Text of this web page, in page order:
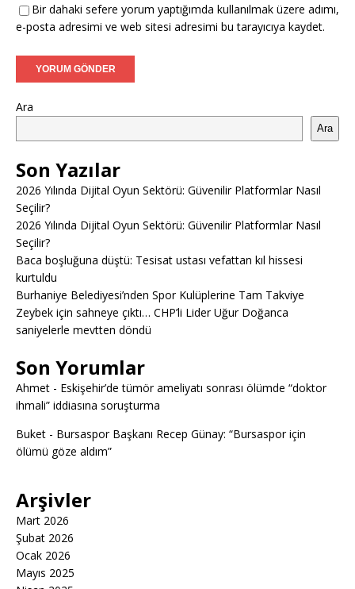
Bir dahaki sefere yorum yaptığımda kullanılmak üzere adımı,
e-posta adresimi ve web sitesi adresimi bu tarayıcıya kaydet.
Ara
Ara
Son Yazılar
2026 Yılında Dijital Oyun Sektörü: Güvenilir Platformlar Nasıl
Seçilir?
2026 Yılında Dijital Oyun Sektörü: Güvenilir Platformlar Nasıl
Seçilir?
Baca boşluğuna düştü: Tesisat ustası vefattan kıl hissesi
kurtuldu
Burhaniye Belediyesi’nden Spor Kulüplerine Tam Takviye
Zeybek için sahneye çıktı… CHP’li Lider Uğur Doğanca
saniyelerle mevtten döndü
Son Yorumlar
Ahmet - Eskişehir’de tümör ameliyatı sonrası ölümde “doktor
ihmali” iddiasına soruşturma
Buket - Bursaspor Başkanı Recep Günay: “Bursaspor için
ölümü göze aldım”
Arşivler
Mart 2026
Şubat 2026
Ocak 2026
Mayıs 2025